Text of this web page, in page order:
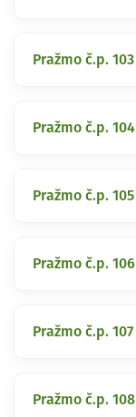
Pražmo č.p. 103
Pražmo č.p. 104
Pražmo č.p. 105
Pražmo č.p. 106
Pražmo č.p. 107
Pražmo č.p. 108